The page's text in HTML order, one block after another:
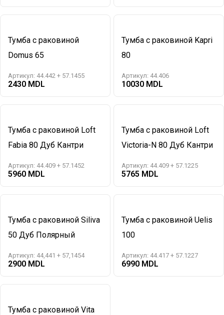
Тумба с раковиной
Domus 65
Артикул: 44.442 + 57.1455
2430
Тумба с раковиной Kapri
80
Артикул: 44.406
10030
Тумба с раковиной Loft
Fabia 80 Дуб Кантри
Артикул: 44.409 + 57.1452
5960
Тумба с раковиной Loft
Victoria-N 80 Дуб Кантри
Артикул: 44.409 + 57.1225
5765
Тумба с раковиной Siliva
50 Дуб Полярный
Артикул: 44,441 + 57,1454
2900
Тумба с раковиной Uelis
100
Артикул: 44.417 + 57.1227
6990
Тумба с раковиной Vita